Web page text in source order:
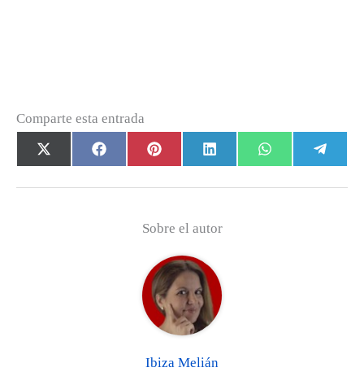
Comparte esta entrada
Compartir
en
X
(
Compartir
en
F
a
Compartir
en
P
i
t
e
r
e
s
t
Compartir
en
L
i
k
d
I
n
Compartir
en
W
h
en
T
e
Sobre el autor
Ibiza Melián